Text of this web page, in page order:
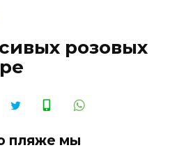
розовых
пляже мы